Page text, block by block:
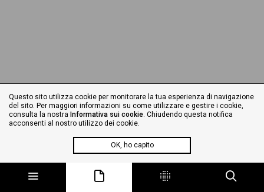
Questo sito utilizza cookie per monitorare la tua esperienza di navigazione
del sito. Per maggiori informazioni su come utilizzare e gestire i cookie,
consulta la nostra Informativa sui cookie. Chiudendo questa notifica
acconsenti al nostro utilizzo dei cookie.
OK, ho capito